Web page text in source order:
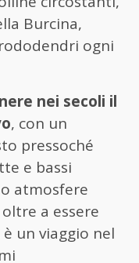
Burcina,
ogni
nei secoli il
, con un
pressoché
e bassi
atmosfere
a essere
un viaggio nel